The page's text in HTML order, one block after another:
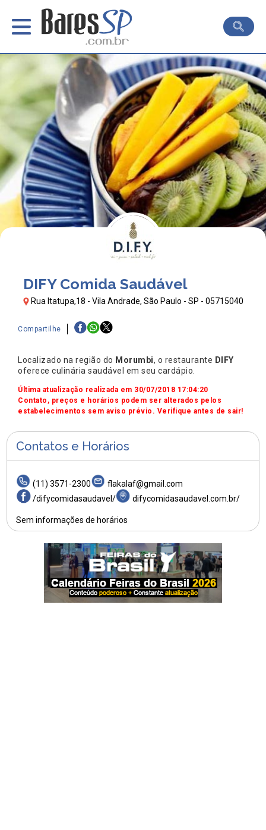
DIFY Comida Saudável
Rua Itatupa,18 - Vila Andrade, São Paulo - SP - 05715040
Compartilhe
Localizado na região do Morumbi, o restaurante DIFY
oferece culinária saudável em seu cardápio.
Última atualização realizada em 30/07/2018 17:04:20
Contato, preços e horários podem ser alterados pelos
estabelecimentos sem aviso prévio. Verifique antes de sair!
Contatos e Horários
(11) 3571-2300
flakalaf@gmail.com
/difycomidasaudavel/
difycomidasaudavel.com.br/
Sem informações de horários